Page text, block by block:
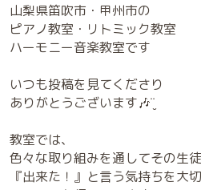
山梨県笛吹市・甲州市の
ピアノ教室・リトミック教室
ハーモニー音楽教室です
いつも投稿を見てくださり
ありがとうございます🎶¨̮
教室では、
色々な取り組みを通してその生
『出来た！』と言う気持ちを大切